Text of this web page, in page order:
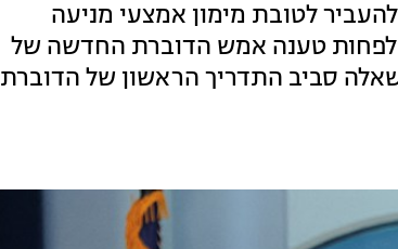
להעביר לטובת מימון אמצעי מניעה
טענה אמש הדוברת החדשה של
שאלה סביב התדריך הראשון של הדוברת